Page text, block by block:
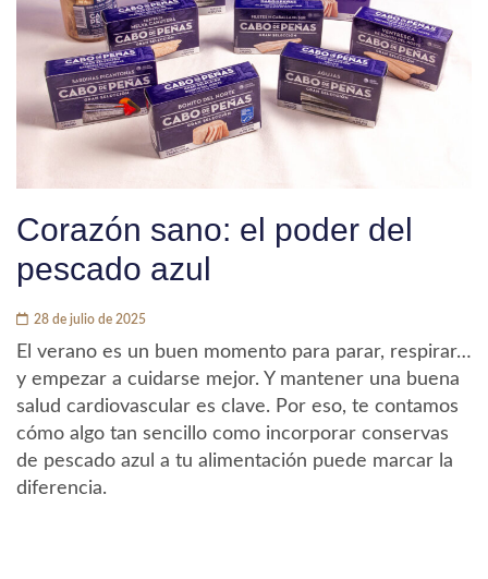
Corazón sano: el poder del
pescado azul
28 de julio de 2025
El verano es un buen momento para parar, respirar…
y empezar a cuidarse mejor. Y mantener una buena
salud cardiovascular es clave. Por eso, te contamos
cómo algo tan sencillo como incorporar conservas
de pescado azul a tu alimentación puede marcar la
diferencia.